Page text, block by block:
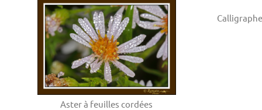
Aster à feuilles cordées